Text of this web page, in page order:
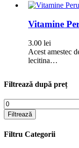
Vitamine
3.00 lei
Acest amestec
lecitina…
Filtrează după preț
Preț
minim
Filtrează
Filtru Categorii